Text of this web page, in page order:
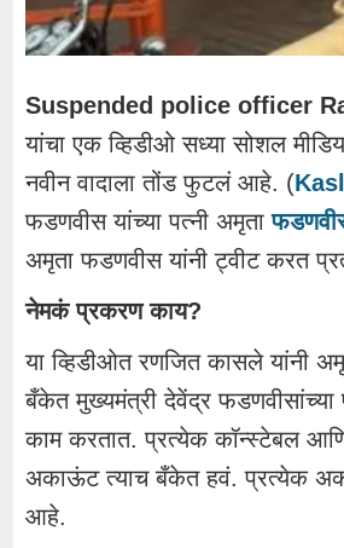
Suspended police officer
यांचा एक व्हिडीओ सध्या सोशल
नवीन वादाला तोंड फुटलं आहे. (
फडणवीस यांच्या पत्नी अमृता
अमृता फडणवीस यांनी ट्वीट करत
नेमकं प्रकरण काय?
या व्हिडीओत रणजित कासले यांनी
बँकेत मुख्यमंत्री देवेंद्र
काम करतात. प्रत्येक कॉन्स्टेबल
अकाऊंट त्याच बँकेत हवं. प्रत्येक
आहे.